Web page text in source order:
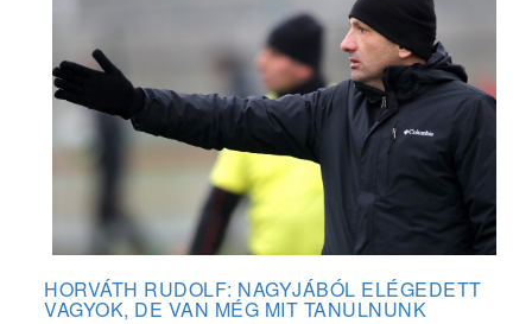
HORVÁTH RUDOLF: NAGYJÁBÓL ELÉGEDETT
VAGYOK, DE VAN MÉG MIT TANULNUNK